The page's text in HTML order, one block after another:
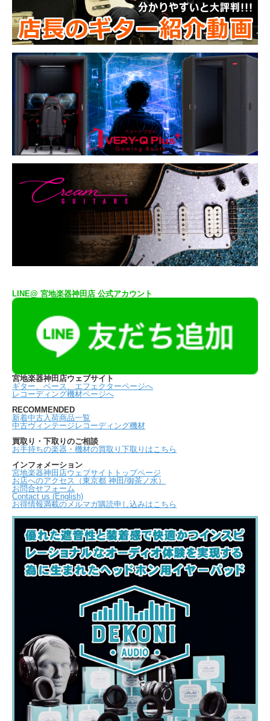
LINE@ 宮地楽器神田店 公式アカウント
宮地楽器神田店ウェブサイト
ギター、ベース、エフェクターページへ
レコーディング機材ページへ
RECOMMENDED
新着中古入荷商品一覧
中古ヴィンテージレコーディング機材
買取り・下取りのご相談
お手持ちの楽器・機材の買取り下取りはこちら
インフォメーション
宮地楽器神田店ウェブサイトトップページ
お店へのアクセス（東京都 神田/御茶ノ水）
お問合せフォーム
Contact us (English)
お得情報満載のメルマガ購読申し込みはこちら